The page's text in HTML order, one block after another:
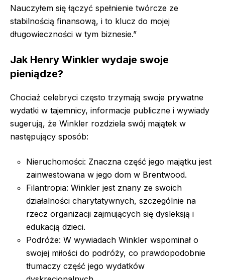
Nauczyłem się łączyć spełnienie twórcze ze
stabilnością finansową, i to klucz do mojej
długowieczności w tym biznesie.”
Jak Henry Winkler wydaje swoje
pieniądze?
Chociaż celebryci często trzymają swoje prywatne
wydatki w tajemnicy, informacje publiczne i wywiady
sugerują, że Winkler rozdziela swój majątek w
następujący sposób:
Nieruchomości: Znaczna część jego majątku jest
zainwestowana w jego dom w Brentwood.
Filantropia: Winkler jest znany ze swoich
działalności charytatywnych, szczególnie na
rzecz organizacji zajmujących się dysleksją i
edukacją dzieci.
Podróże: W wywiadach Winkler wspominał o
swojej miłości do podróży, co prawdopodobnie
tłumaczy część jego wydatków